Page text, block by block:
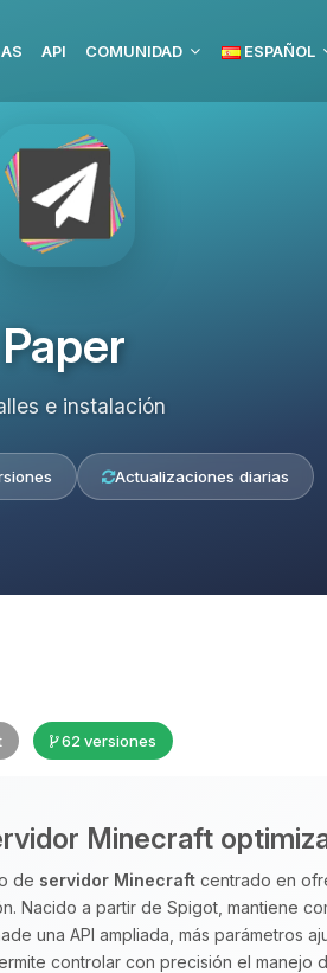
API COMUNIDAD ESPAÑOL
Paper
e instalación
Actualizaciones diarias
62 versiones
Minecraft
de servidor Minecraft centrado en
Nacido a partir de Spigot, mantiene
una API ampliada, más parámetros
controlar con precisión el